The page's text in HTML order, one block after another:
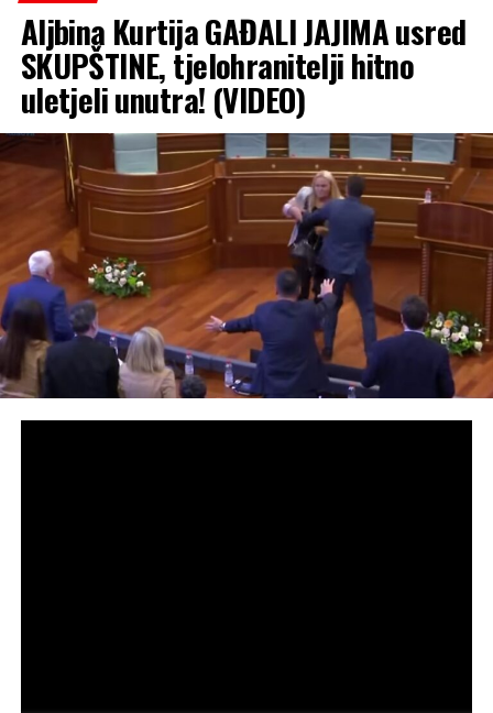
Aljbina Kurtija GAĐALI JAJIMA usred
SKUPŠTINE, tjelohranitelji hitno
uletjeli unutra! (VIDEO)